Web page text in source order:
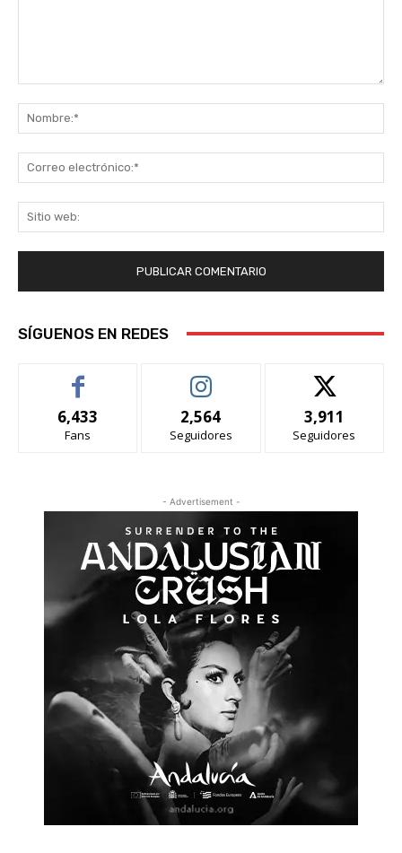
SÍGUENOS EN REDES
6,433
Fans
2,564
Seguidores
3,911
Seguidores
- Advertisement -